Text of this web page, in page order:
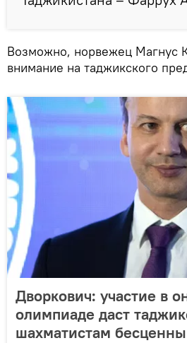
Возможно, норвежец Магнус
внимание на таджикского
Дворкович: участие в
олимпиаде даст
шахматистам